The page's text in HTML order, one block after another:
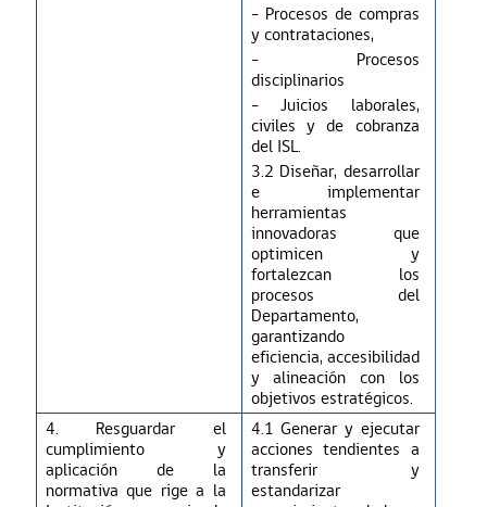
- Procesos de compras
y contrataciones,
- Procesos
disciplinarios
-Juicios laborales,
civiles y de cobranza
del ISL.
3.2 Diseñar, desarrollar
e implementar
herramientas
innovadoras que
optimicen y
fortalezcan los
procesos del
Departamento,
garantizando
eficiencia, accesibilidad
y alineación con los
objetivos estratégicos
4. Resguardar el
cumplimiento y
aplicación de la
normativa que rige a la
4. 1 Generar y ejecutar
acciones tendientes a
transferir y
estandarizar